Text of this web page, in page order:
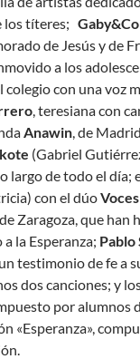
los títeres;
de Jesús y de
a los
colegio con una voz
, teresiana con
Anawin, de
(Gabriel
largo de todo el día;
con el dúo
Zaragoza, que han
la Esperanza; Pablo
testimonio de fe a
dos canciones; y
por alumnos
«Esperanza»,